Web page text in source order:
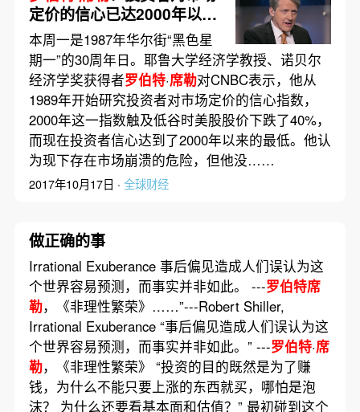
定价的信心已达2000年以来
最低
本周一是1987年华尔街“黑色星
期一”的30周年日。耶鲁大学经济学教授、诺贝尔
经济学奖获得者罗伯特·席勒对CNBC表示，他从
1989年开始研究投资者对市场定价的信心指数，
2000年这一指数触及低谷时美股股价下跌了40%，
而现在投资者信心达到了2000年以来的最低。他认
为现下存在市场崩溃的危险，但他没……
2017年10月17日 · 全球财经
做正确的事
Irrational Exuberance 事后偏见造成人们误认为这
个世界容易预测，而事实并非如此。 ---罗伯特席
勒，《非理性繁荣》……”---Robert Shiller,
Irrational Exuberance “事后偏见造成人们误认为这
个世界容易预测，而事实并非如此。” ---罗伯特·席
勒，《非理性繁荣》 “投资的目的既然是为了赚
钱，为什么不能只要上涨的东西就买，哪怕是泡
沫？ 为什么还要看基本面和估值？” 最初碰到这个